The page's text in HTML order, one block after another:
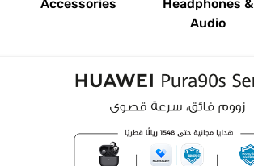
Headphones &
Audio
Accessories